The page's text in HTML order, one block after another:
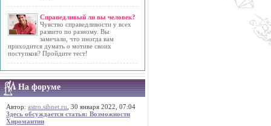
Справедливый ли вы человек?
Чувство справедливости у всех
развито по разному. Вы
замечали, что иногда вам
приходится думать о мотиве своих
поступков? Пройдите тест!
На форуме
Автор: astro.sibnet.ru , 30 января 2022, 07:04
Здесь обсуждается статья: Возможности
Хиромантии